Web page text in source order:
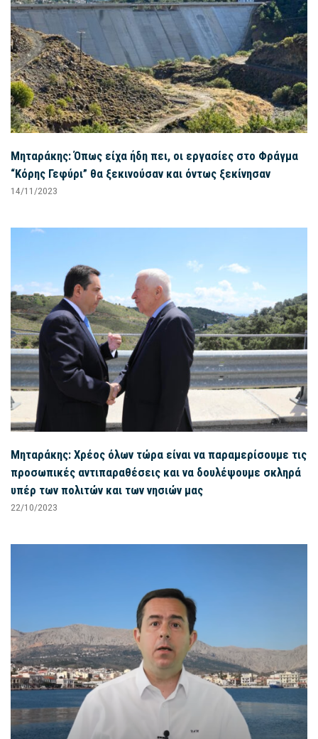
Μηταράκης: Όπως είχα ήδη πει, οι εργασίες στο Φράγμα
“Κόρης Γεφύρι” θα ξεκινούσαν και όντως ξεκίνησαν
14/11/2023
Μηταράκης: Χρέος όλων τώρα είναι να παραμερίσουμε τις
προσωπικές αντιπαραθέσεις και να δουλέψουμε σκληρά
υπέρ των πολιτών και των νησιών μας
22/10/2023